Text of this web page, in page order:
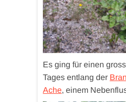
Es ging für einen
Tages entlang der
Ache, einem